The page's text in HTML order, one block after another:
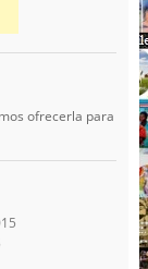
ofrecerla para